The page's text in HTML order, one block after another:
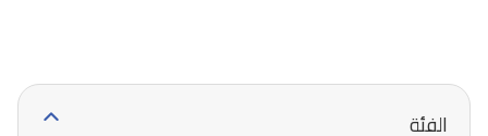
الفئة